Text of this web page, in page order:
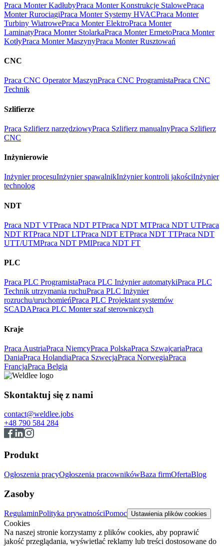
Praca Monter KadłubyPraca Monter Konstrukcje StalowePraca
Monter RurociągiPraca Monter Systemy HVACPraca Monter
Turbiny WiatrowePraca Monter ElektroPraca Monter
LaminatyPraca Monter StolarkaPraca Monter ErmetoPraca Monter
KotłyPraca Monter MaszynyPraca Monter Rusztowań
CNC
Praca CNC Operator MaszynPraca CNC ProgramistaPraca CNC
Technik
Szlifierze
Praca Szlifierz narzędziowyPraca Szlifierz manualnyPraca Szlifierz
CNC
Inżynierowie
Inżynier procesuInżynier spawalnikInżynier kontroli jakościInżynier
technolog
NDT
Praca NDT VTPraca NDT PTPraca NDT MTPraca NDT UTPraca
NDT RTPraca NDT LTPraca NDT ETPraca NDT TTPraca NDT
UTT/UTMPraca NDT PMIPraca NDT FT
PLC
Praca PLC ProgramistaPraca PLC Inżynier automatykiPraca PLC
Technik utrzymania ruchuPraca PLC Inżynier
rozruchu/uruchomieńPraca PLC Projektant systemów
SCADAPraca PLC Monter szaf sterowniczych
Kraje
Praca AustriaPraca NiemcyPraca PolskaPraca SzwajcariaPraca
DaniaPraca HolandiaPraca SzwecjaPraca NorwegiaPraca
FrancjaPraca Belgia
Skontaktuj się z nami
contact@weldlee.jobs
+48 790 584 284
Produkt
Ogłoszenia pracyOgłoszenia pracownikówBaza firmOfertaBlog
Zasoby
RegulaminPolityka prywatnościPomoc Ustawienia plików cookies
Cookies
Na naszej stronie korzystamy z plików cookies, aby poprawić
jakość przeglądania, wyświetlać reklamy lub treści dostosowane do